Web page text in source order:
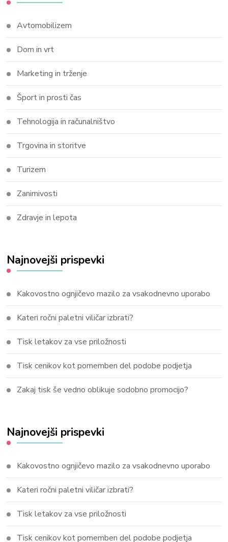
Avtomobilizem
Dom in vrt
Marketing in trženje
Šport in prosti čas
Tehnologija in računalništvo
Trgovina in storitve
Turizem
Zanimivosti
Zdravje in lepota
Najnovejši prispevki
Kakovostno ognjičevo mazilo za vsakodnevno uporabo
Kateri ročni paletni viličar izbrati?
Tisk letakov za vse priložnosti
Tisk cenikov kot pomemben del podobe podjetja
Zakaj tisk še vedno oblikuje sodobno promocijo?
Najnovejši prispevki
Kakovostno ognjičevo mazilo za vsakodnevno uporabo
Kateri ročni paletni viličar izbrati?
Tisk letakov za vse priložnosti
Tisk cenikov kot pomemben del podobe podjetja